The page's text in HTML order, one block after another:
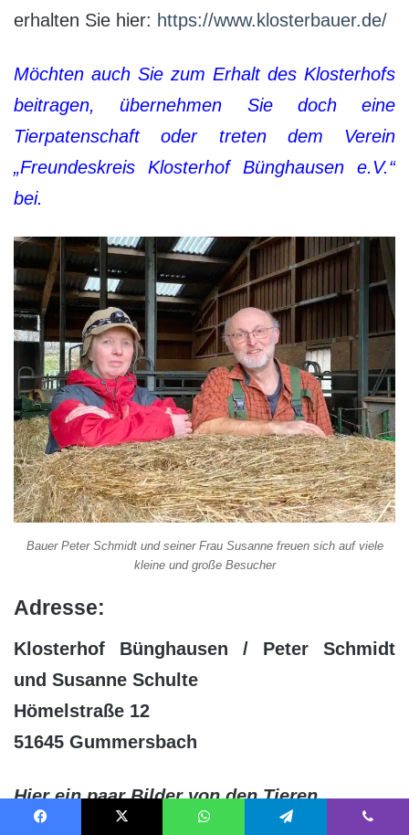
erhalten Sie hier: https://www.klosterbauer.de/
Möchten auch Sie zum Erhalt des Klosterhofs
beitragen, übernehmen Sie doch eine
Tierpatenschaft oder treten dem Verein
„Freundeskreis Klosterhof Bünghausen e.V.“
bei.
Bauer Peter Schmidt und seiner Frau Susanne freuen sich auf viele
kleine und große Besucher
Adresse:
Klosterhof Bünghausen / Peter Schmidt
und Susanne Schulte
Hömelstraße 12
51645 Gummersbach
Hier ein paar Bilder von den Tieren